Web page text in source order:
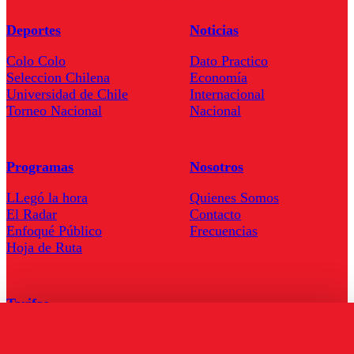
Deportes
Colo Colo
Seleccion Chilena
Universidad de Chile
Torneo Nacional
Noticias
Dato Practico
Economía
Internacional
Nacional
Programas
LLegó la hora
El Radar
Enfoqué Público
Hoja de Ruta
Nosotros
Quienes Somos
Contacto
Frecuencias
Tarifas